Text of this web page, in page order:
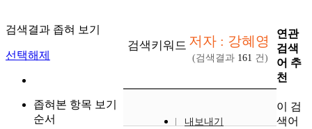
검색결과 좁혀 보기
선택해제
좁혀본 항목 보기
순서
검색키워드 저자 : 강혜영
(검색결과 161 건)
내보내기
연관
검색
어 추
천
이 검
색어